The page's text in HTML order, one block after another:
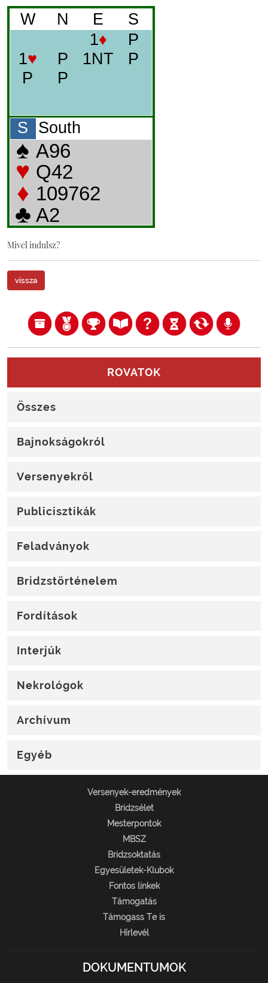
Mivel indulsz?
vissza
ROVATOK
Összes
Bajnokságokról
Versenyekről
Publicisztikák
Feladványok
Bridzstörténelem
Fordítások
Interjúk
Nekrológok
Archívum
Egyéb
Versenyek-eredmények
Bridzsélet
Mesterpontok
MBSZ
Bridzsoktatás
Egyesületek-Klubok
Fontos linkek
Támogatás
Támogass Te is
Hírlevél
DOKUMENTUMOK